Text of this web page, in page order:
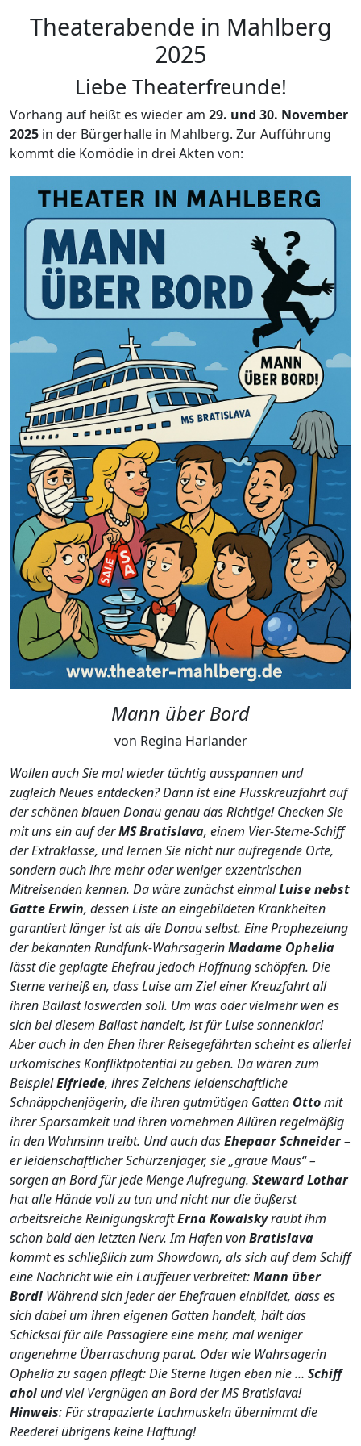
Theaterabende in Mahlberg
2025
Liebe Theaterfreunde!
Vorhang auf heißt es wieder am 29. und 30. November
2025 in der Bürgerhalle in Mahlberg. Zur Aufführung
kommt die Komödie in drei Akten von:
Mann über Bord
von Regina Harlander
Wollen auch Sie mal wieder tüchtig ausspannen und
zugleich Neues entdecken? Dann ist eine Flusskreuzfahrt auf
der schönen blauen Donau genau das Richtige! Checken Sie
mit uns ein auf derMS Bratislava, einem Vier-Sterne-Schiff
der Extraklasse, und lernen Sie nicht nur aufregende Orte,
sondern auch ihre mehr oder weniger exzentrischen
Mitreisenden kennen. Da wäre zunächst einmalLuise nebst
Gatte Erwin, dessen Liste an eingebildeten Krankheiten
garantiert länger ist als die Donau selbst. Eine Prophezeiung
der bekannten Rundfunk-WahrsagerinMadame Ophelia
lässt die geplagte Ehefrau jedoch Hoffnung schöpfen. Die
Sterne verheiß en, dass Luise am Ziel einer Kreuzfahrt all
ihren Ballast loswerden soll. Um was oder vielmehr wen es
sich bei diesem Ballast handelt, ist für Luise sonnenklar!
Aber auch in den Ehen ihrer Reisegefährten scheint es allerlei
urkomisches Konfliktpotential zu geben. Da wären zum
BeispielElfriede, ihres Zeichens leidenschaftliche
Schnäppchenjägerin, die ihren gutmütigen Gatten Ottomit
ihrer Sparsamkeit und ihren vornehmen Allüren regelmäßig
in den Wahnsinn treibt. Und auch dasEhepaar Schneider–
er leidenschaftlicher Schürzenjäger, sie „graue Maus“ –
sorgen an Bord für jede Menge Aufregung. Steward Lothar
hat alle Hände voll zu tun und nicht nur die äußerst
arbeitsreiche ReinigungskraftErna Kowalskyraubt ihm
schon bald den letzten Nerv. Im Hafen vonBratislava
kommt es schließlich zum Showdown, als sich auf dem Schiff
eine Nachricht wie ein Lauffeuer verbreitet:Mann über
Bord! Während sich jeder der Ehefrauen einbildet, dass es
sich dabei um ihren eigenen Gatten handelt, hält das
Schicksal für alle Passagiere eine mehr, mal weniger
angenehme Überraschung parat. Oder wie Wahrsagerin
Ophelia zu sagen pflegt: Die Sterne lügen eben nie … Schiff
ahoi und viel Vergnügen an Bord der MS Bratislava!
Hinweis: Für strapazierte Lachmuskeln übernimmt die
Reederei übrigens keine Haftung!